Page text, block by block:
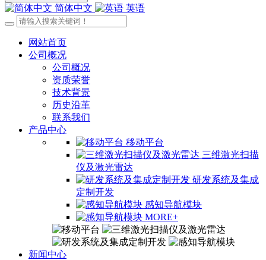
简体中文 英语
网站首页
公司概况
公司概况
资质荣誉
技术背景
历史沿革
联系我们
产品中心
移动平台
三维激光扫描
仪及激光雷达
研发系统及集成
定制开发
感知导航模块
MORE+
新闻中心